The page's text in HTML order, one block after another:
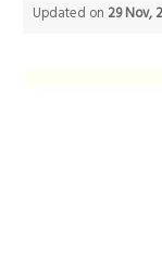
Updated on 29 Nov,